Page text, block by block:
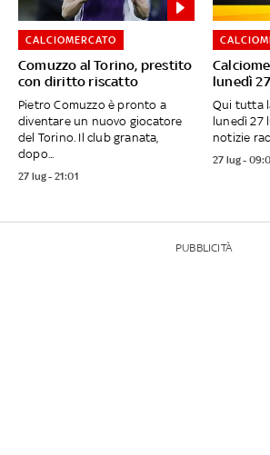
Comuzzo al Torino, prestito
con diritto riscatto
CALCIOMERCATO
Pietro Comuzzo è pronto a
diventare un nuovo giocatore
del Torino. Il club granata,
dopo...
27 lug - 21:01
lunedì
Qui tutta
lunedì 27
notizie
27 lug -
PUBBLICITÀ